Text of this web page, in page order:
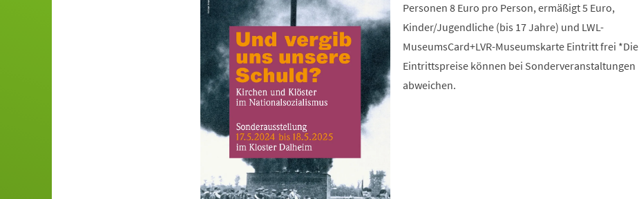
Personen 8 Euro pro Person, ermäßigt 5 Euro,
Kinder/Jugendliche (bis 17 Jahre) und LWL-
MuseumsCard+LVR-Museumskarte Eintritt frei *Die
Eintrittspreise können bei Sonderveranstaltungen
abweichen.